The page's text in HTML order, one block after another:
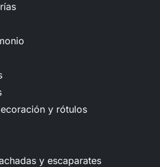
y rótulos
y escaparates